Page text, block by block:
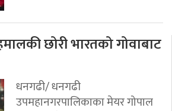
छोरी भारतको गोवाबाट
धनगढी/ धनगढी
उपमहानगरपालिकाका मेयर गोपाल